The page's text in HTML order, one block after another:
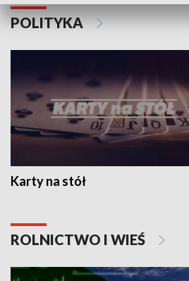
POLITYKA
Karty na stół
ROLNICTWO I WIEŚ